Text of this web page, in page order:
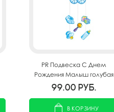
PR Подвеска С Днем
Рождения Малыш голубая
75х40 см
99.00 руб.
В КОРЗИНУ